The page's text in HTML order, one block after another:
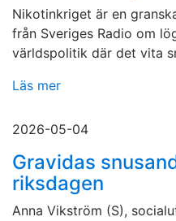
Nikotinkriget är en
från Sveriges Radio om
världspolitik där det vita
Läs mer
2026-05-04
Gravidas
riksdagen
Anna Vikström (S),